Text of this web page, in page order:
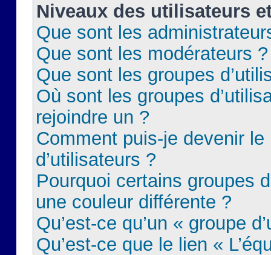
Niveaux des utilisateurs
Que sont les
Que sont les modérateurs ?
Que sont les groupes
Où sont les groupes
rejoindre un ?
Comment puis-je devenir le
d’utilisateurs ?
Pourquoi certains groupes
une couleur différente ?
Qu’est-ce qu’un « groupe
Qu’est-ce que le lien «